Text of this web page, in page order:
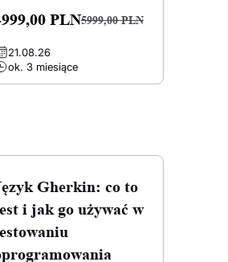
5999,00PLN
PLN
21.08.26
ok. 3 miesiące
Gherkin: co to
i jak go używać w